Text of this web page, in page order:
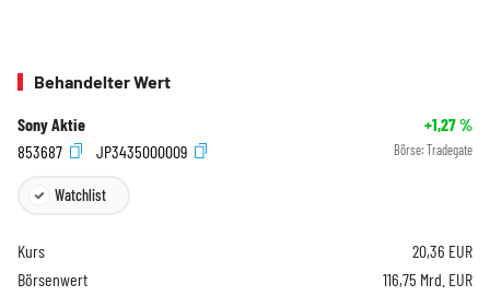
Behandelter Wert
Sony Aktie +1,27%
853687
JP3435000009 Börse: Tradegate
Watchlist
Kurs 20,36 EUR
Börsenwert
116,75 Mrd. EUR